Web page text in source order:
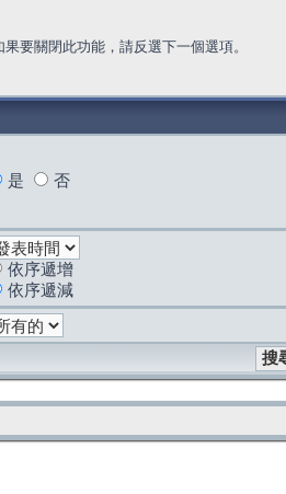
要關閉此功能，請反選下一個選項。
是 否
依序遞增
依序遞減